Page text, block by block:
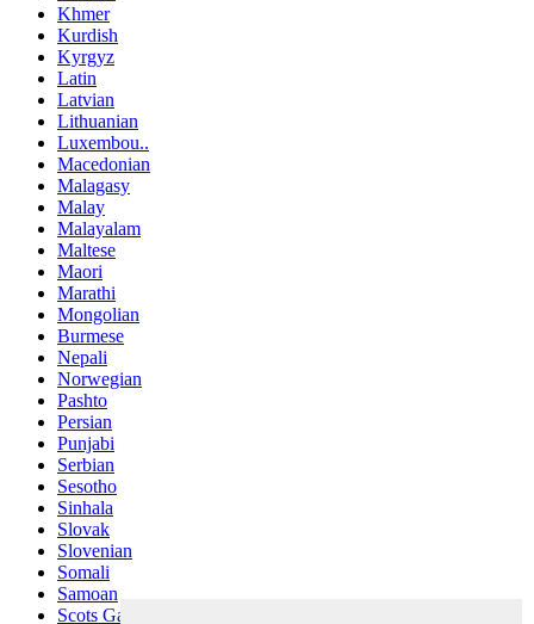
Khmer
Kurdish
Kyrgyz
Latin
Latvian
Lithuanian
Luxembou..
Macedonian
Malagasy
Malay
Malayalam
Maltese
Maori
Marathi
Mongolian
Burmese
Nepali
Norwegian
Pashto
Persian
Punjabi
Serbian
Sesotho
Sinhala
Slovak
Slovenian
Somali
Samoan
Scots Gaelic